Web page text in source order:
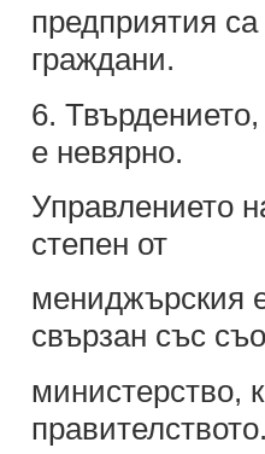
предприятия
граждани.
6.
е невярно.
Управлението
степен от
мениджърския
свързан със
министерство,
правителството.